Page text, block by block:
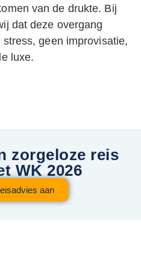
van de drukte. Bij
dat deze overgang
geen improvisatie,
luxe.
zorgeloze reis
WK 2026
aan